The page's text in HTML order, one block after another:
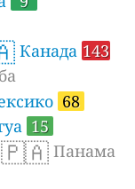
Канада 143
68
15
🇵🇦 Панама